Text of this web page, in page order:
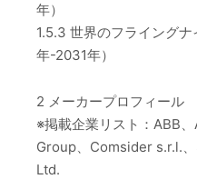
年）
1.5.3 世界のフライング
年-2031年）
2 メーカープロフィール
※掲載企業リスト：ABB
Group、Comsider s.r.l.
Ltd.